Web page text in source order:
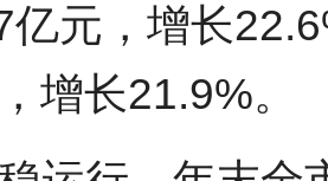
亿元，增长
增长21.9%。